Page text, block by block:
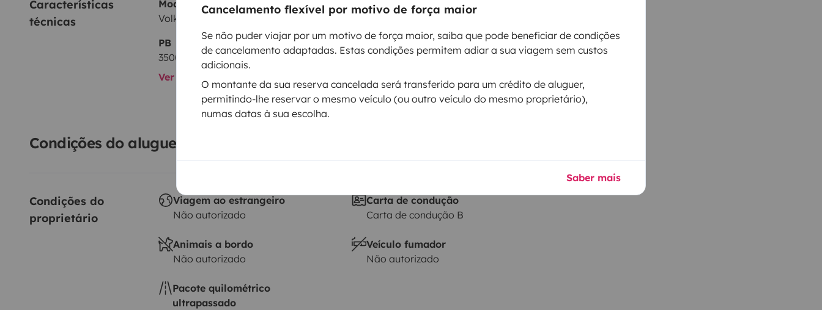
Cancelamento flexível por motivo de força maior
Se não puder viajar por um motivo de força maior, saiba que pode beneficiar de condições
de cancelamento adaptadas. Estas condições permitem adiar a sua viagem sem custos
adicionais.
O montante da sua reserva cancelada será transferido para um crédito de aluguer,
permitindo-lhe reservar o mesmo veículo (ou outro veículo do mesmo proprietário),
numas datas à sua escolha.
Saber mais
Características
técnicas
Modelo
Volkswagen T3
Data de circulação
1989
PB
3500 kg
Altura
2 m
Ver todas as características
Condições do aluguer
Condições do
proprietário
Viagem ao estrangeiro
Não autorizado
Carta de condução
Carta de condução B
Animais a bordo
Não autorizado
Veículo fumador
Não autorizado
Pacote quilométrico
ultrapassado